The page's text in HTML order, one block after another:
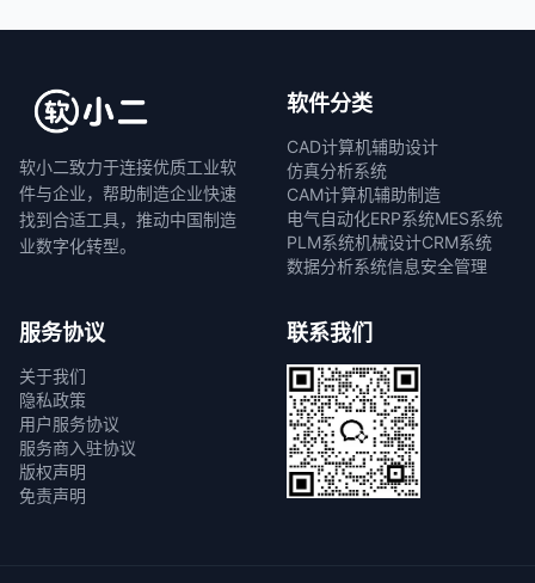
软小二致力于连接优质工业软
件与企业，帮助制造企业快速
找到合适工具，推动中国制造
业数字化转型。
软件分类
CAD计算机辅助设计
仿真分析系统
CAM计算机辅助制造
电气自动化ERP系统MES系统
PLM系统机械设计CRM系统
数据分析系统信息安全管理
服务协议
关于我们
隐私政策
用户服务协议
服务商入驻协议
版权声明
免责声明
联系我们